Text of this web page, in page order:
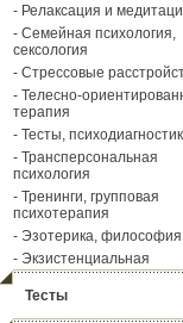
- Релаксация и
- Семейная психология,
сексология
- Стрессовые
- Телесно-
терапия
- Тесты,
- Трансперсональная
психология
- Тренинги, групповая
психотерапия
- Эзотерика, философия
- Экзистенциальная
Тесты